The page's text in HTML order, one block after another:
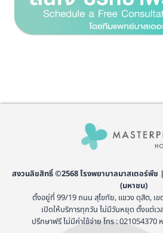
สงวนลิขสิทธิ์ ©2568 โรงพยาบาลมาสเตอร์พีช
(มหาชน)
ตั้งอยู่ที่ 99/19 ถนน สุโขทัย, แขวง ดุสิต, เ
เปิดให้บริการทุกวัน ไม่มีวันหยุด ตั้งแต่เว
ปรึกษาฟรี ไม่มีค่าใช้จ่าย โทร :